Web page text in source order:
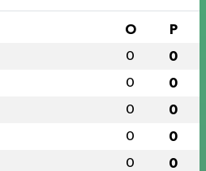
O P
0 0
0 0
0 0
0 0
0 0